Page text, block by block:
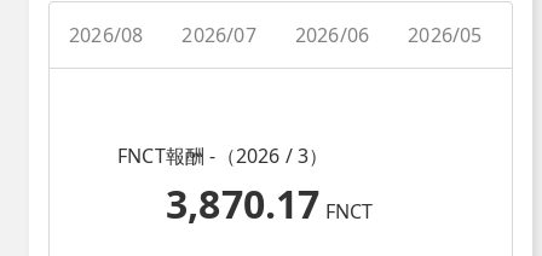
2026/08 2026/07 2026/06 2026/05
FNCT報酬 -（2026 / 3）
3,870.17 FNCT